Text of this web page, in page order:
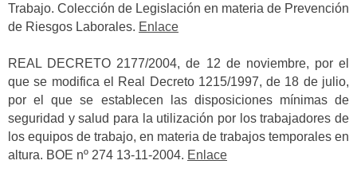
Trabajo. Colección de Legislación en materia de Prevención
de Riesgos Laborales. Enlace
REAL DECRETO 2177/2004, de 12 de noviembre, por el
que se modifica el Real Decreto 1215/1997, de 18 de julio,
por el que se establecen las disposiciones mínimas de
seguridad y salud para la utilización por los trabajadores de
los equipos de trabajo, en materia de trabajos temporales en
altura. BOE nº 274 13-11-2004. Enlace